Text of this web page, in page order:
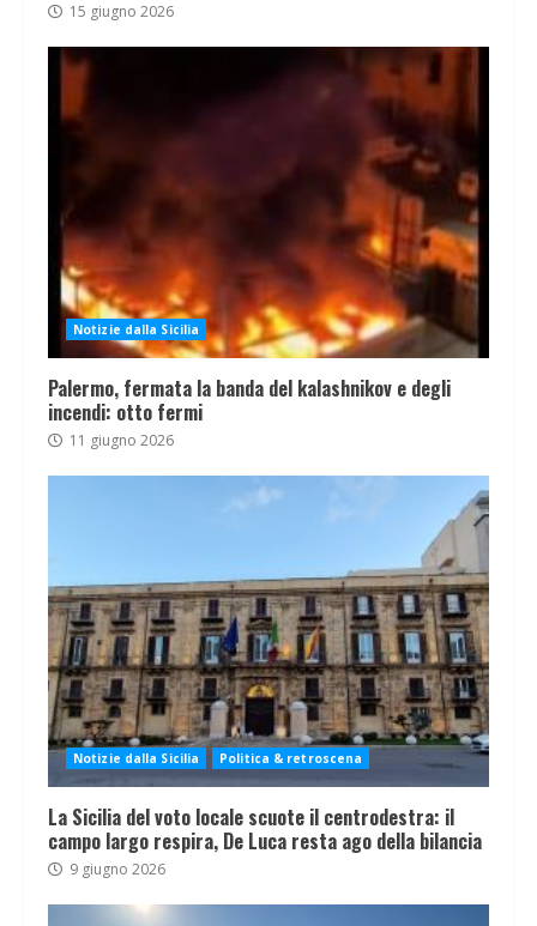
15 giugno 2026
Notizie dalla Sicilia
Palermo, fermata la banda del kalashnikov e degli
incendi: otto fermi
11 giugno 2026
Notizie dalla Sicilia Politica & retroscena
La Sicilia del voto locale scuote il centrodestra: il
campo largo respira, De Luca resta ago della bilancia
9 giugno 2026